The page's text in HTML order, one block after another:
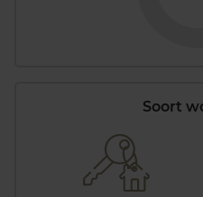
Soort